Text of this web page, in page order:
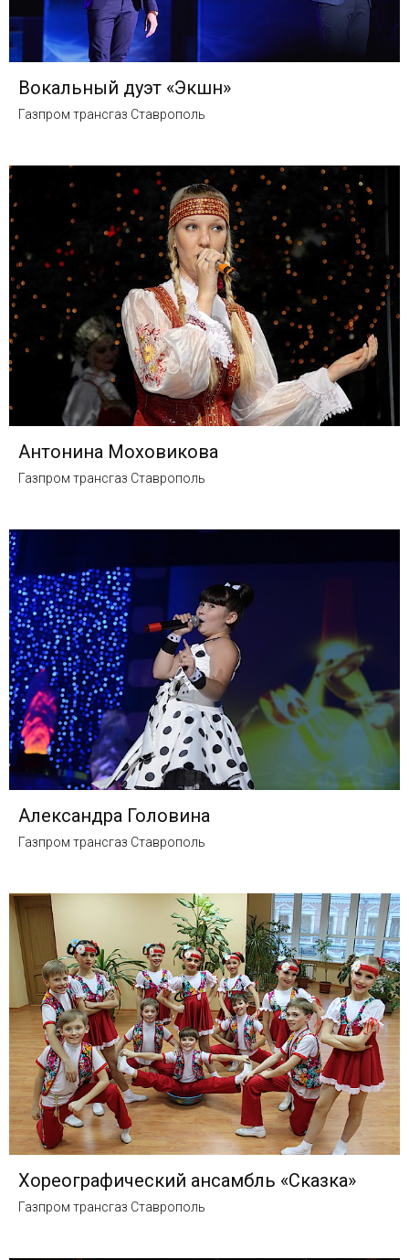
Вокальный дуэт «Экшн»
Газпром трансгаз Ставрополь
Антонина Моховикова
Газпром трансгаз Ставрополь
Александра Головина
Газпром трансгаз Ставрополь
Хореографический ансамбль «Сказка»
Газпром трансгаз Ставрополь